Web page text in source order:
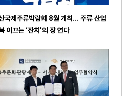
국제주류박람회 8월 개최… 주류 산업
이끄는 ‘잔치’의 장 연다